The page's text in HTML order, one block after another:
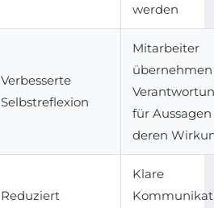
werden
Verbesserte
Selbstreflexion
Mitarbeiter
übernehmen
für
deren
Reduziert
Klare